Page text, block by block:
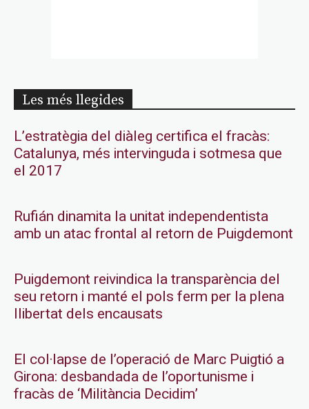
Les més llegides
L’estratègia del diàleg certifica el fracàs:
Catalunya, més intervinguda i sotmesa que
el 2017
Rufián dinamita la unitat independentista
amb un atac frontal al retorn de Puigdemont
Puigdemont reivindica la transparència del
seu retorn i manté el pols ferm per la plena
llibertat dels encausats
El col·lapse de l’operació de Marc Puigtió a
Girona: desbandada de l’oportunisme i
fracàs de ‘Militància Decidim’